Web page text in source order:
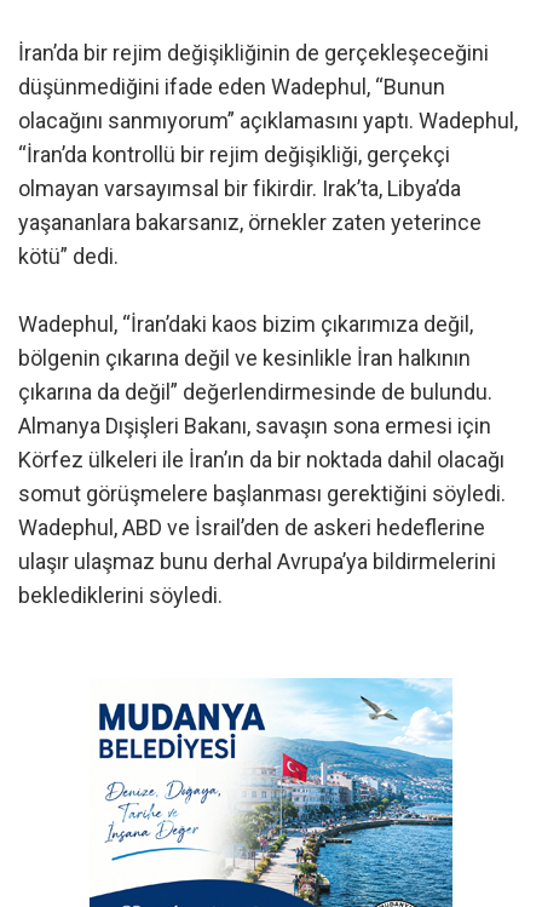
İran’da bir rejim değişikliğinin de gerçekleşeceğini
düşünmediğini ifade eden Wadephul, “Bunun
olacağını sanmıyorum” açıklamasını yaptı. Wadephul,
“İran’da kontrollü bir rejim değişikliği, gerçekçi
olmayan varsayımsal bir fikirdir. Irak’ta, Libya’da
yaşananlara bakarsanız, örnekler zaten yeterince
kötü” dedi.
Wadephul, “İran’daki kaos bizim çıkarımıza değil,
bölgenin çıkarına değil ve kesinlikle İran halkının
çıkarına da değil” değerlendirmesinde de bulundu.
Almanya Dışişleri Bakanı, savaşın sona ermesi için
Körfez ülkeleri ile İran’ın da bir noktada dahil olacağı
somut görüşmelere başlanması gerektiğini söyledi.
Wadephul, ABD ve İsrail’den de askeri hedeflerine
ulaşır ulaşmaz bunu derhal Avrupa’ya bildirmelerini
beklediklerini söyledi.